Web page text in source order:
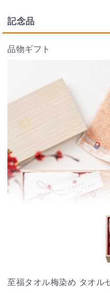
記念品
品物ギフト
至福タオル梅染め タオル